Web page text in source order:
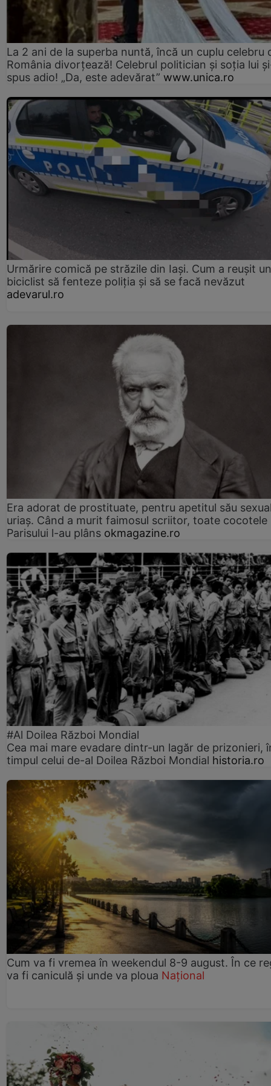
La 2 ani de la superba nuntă, încă un cuplu celebru
România divorțează! Celebrul politician și soția lui
spus adio! „Da, este adevărat” www.unica.ro
Urmărire comică pe străzile din Iași. Cum a reușit un
biciclist să fenteze poliția și să se facă nevăzut
adevarul.ro
Era adorat de prostituate, pentru apetitul său
uriaș. Când a murit faimosul scriitor, toate cocotele
Parisului l-au plâns okmagazine.ro
#Al Doilea Război Mondial
Cea mai mare evadare dintr-un lagăr de prizonieri,
timpul celui de-al Doilea Război Mondial historia.ro
Cum va fi vremea în weekendul 8-9 august. În ce
va fi caniculă și unde va ploua Național